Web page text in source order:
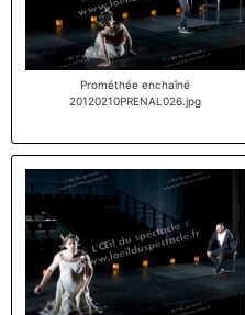
Prométhée enchaîné
20120210PRENAL026.jpg